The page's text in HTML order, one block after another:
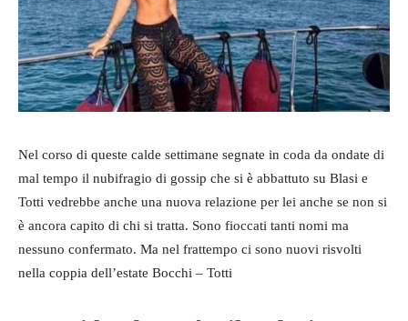
Nel corso di queste calde settimane segnate in coda da ondate di
mal tempo il nubifragio di gossip che si è abbattuto su Blasi e
Totti vedrebbe anche una nuova relazione per lei anche se non si
è ancora capito di chi si tratta. Sono fioccati tanti nomi ma
nessuno confermato. Ma nel frattempo ci sono nuovi risvolti
nella coppia dell’estate Bocchi – Totti